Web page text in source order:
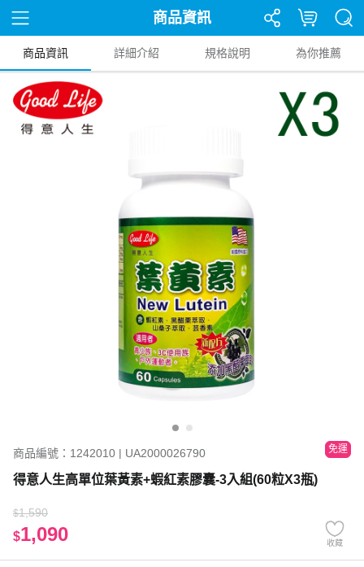
商品資訊
商品資訊 詳細介紹 規格說明 為你推薦
商品編號：1242010 | UA2000026790 免運
得意人生高單位葉黃素+蝦紅素膠囊-3入組(60粒X3瓶)
$1,590
$1,090 收藏